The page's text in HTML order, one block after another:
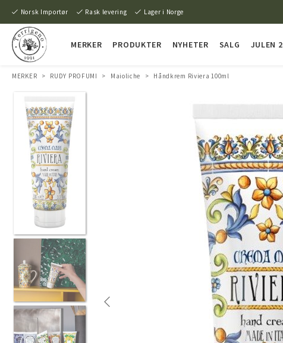
Norsk Importør Rask levering Lager i Norge
MERKER PRODUKTER NYHETER SALG JULEN
MERKER > RUDY PROFUMI > Maioliche > Håndkrem Riviera 100ml